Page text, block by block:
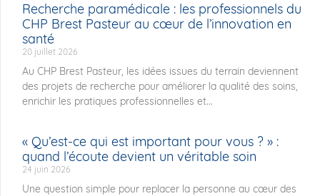
Recherche paramédicale : les professionnels du
CHP Brest Pasteur au cœur de l’innovation en
santé
20 juillet 2026
Au CHP Brest Pasteur, les idées issues du terrain deviennent
des projets de recherche pour améliorer la qualité des soins,
enrichir les pratiques professionnelles et...
« Qu’est-ce qui est important pour vous ? » :
quand l’écoute devient un véritable soin
24 juin 2026
Une question simple pour replacer la personne au cœur des